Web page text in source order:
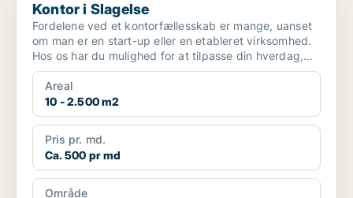
Kontor i Slagelse
Fordelene ved et kontorfællesskab er mange, uanset
om man er en start-up eller en etableret virksomhed.
Hos os har du mulighed for at tilpasse din hverdag,
s...
Areal
10 - 2.500 m2
Pris pr. md.
Ca. 500 pr md
Område